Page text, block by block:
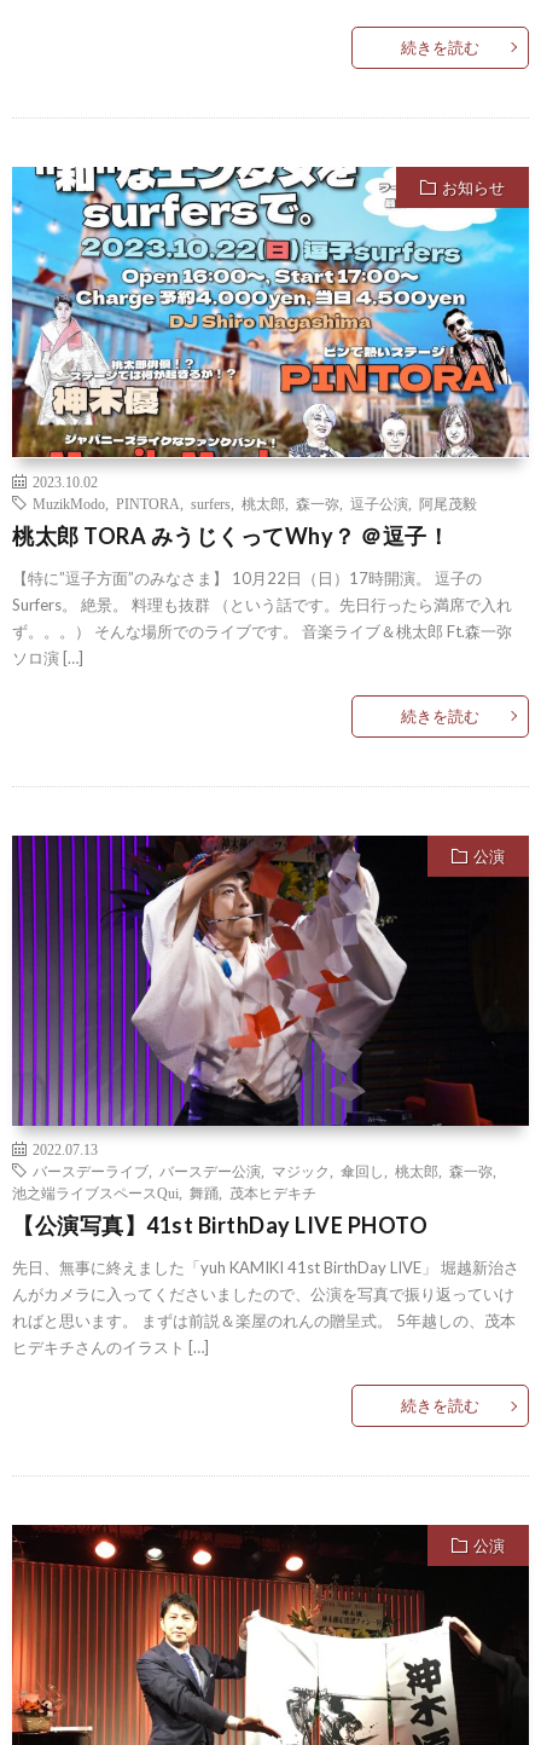
続きを読む
お知らせ
2023.10.02
MuzikModo
PINTORA surfers 桃太郎 森一弥 逗子公演 阿尾茂毅
桃太郎 TORA みうじくってWhy？ ＠逗子！
【特に”逗子方面”のみなさま】 10月22日（日）17時開演。 逗子の
Surfers。 絶景。 料理も抜群 （という話です。先日行ったら満席で入れ
ず。。。） そんな場所でのライブです。 音楽ライブ＆桃太郎 Ft.森一弥
ソロ演 […]
続きを読む
公演
2022.07.13
バースデーライブ
バースデー公演 マジック 傘回し 桃太郎 森一弥
池之端ライブスペースQui
舞踊 茂本ヒデキチ
【公演写真】41st BirthDay LIVE PHOTO
先日、無事に終えました「yuh KAMIKI 41st BirthDay LIVE」 堀越新治さ
んがカメラに入ってくださいましたので、公演を写真で振り返っていけ
ればと思います。 まずは前説＆楽屋のれんの贈呈式。 5年越しの、茂本
ヒデキチさんのイラスト […]
続きを読む
公演